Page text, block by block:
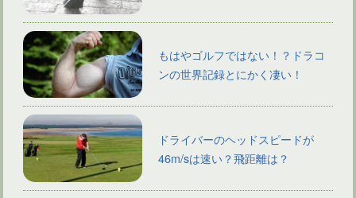
もはやゴルフではない！？ドラコ
ンの世界記録とにかく凄い！
ドライバーのヘッドスピードが
46m/sは速い？飛距離は？